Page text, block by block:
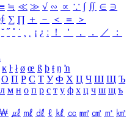
≡ ≒ ≪ ≫ √ ∽ ∝ ∵ ∫ ∬ ∈ ∋
∮ ∑ ∏ ＋ － ＜ ＝
＞
˘ ˝ ˚ ˙ ¸ ¡ ¿ ː ！ ＇ ， ． ／
：
ĸ ŀ ł ø œ ß þ ŧ ŋ ŉ
О П Р С Т У Ф Х Ц Ч Ш Щ Ъ
л м н о п р с т у ф х ц ч ш щ ъ
￦ ㎕ ㎖ ㎗ ℓ ㎘ ㏄ ㎣ ㎤ ㎥ ㎦